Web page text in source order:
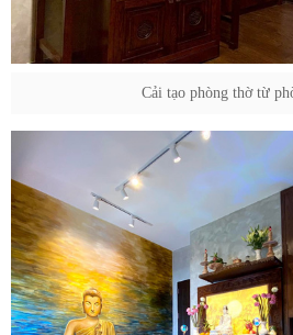
Cải tạo phòng thờ từ